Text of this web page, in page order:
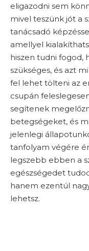
eligazodni sem
mivel teszünk jót a
tanácsadó
amellyel
hiszen tudni fogod,
szükséges, és azt
fel lehet tölteni az
csupán
segítenek
betegségeket, és
jelenlegi
tanfolyam végére
legszebb ebben a
egészségedet
hanem ezentúl
lehetsz.